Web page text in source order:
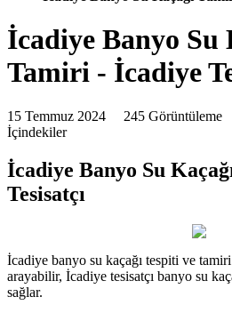
İcadiye Banyo Su
Tamiri - İcadiye
15 Temmuz 2024 245 Görüntüleme
İçindekiler
İcadiye Banyo Su
Tesisatçı
İcadiye banyo su kaçağı tespiti ve
arayabilir, İcadiye tesisatçı banyo su
sağlar.